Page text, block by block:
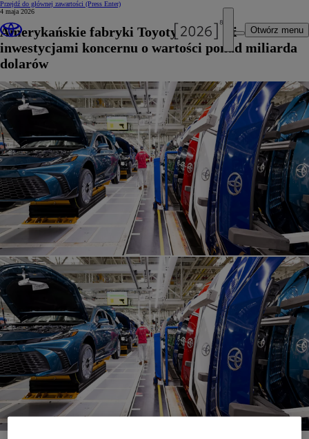
Przejdź do głównej zawartości (Press Enter)
Otwórz menu
4 maja 2026
Amerykańskie fabryki Toyoty z nowymi
inwestycjami koncernu o wartości ponad miliarda
dolarów